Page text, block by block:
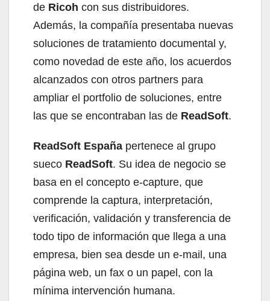
de Ricoh con sus distribuidores.
Además, la compañía presentaba nuevas
soluciones de tratamiento documental y,
como novedad de este año, los acuerdos
alcanzados con otros partners para
ampliar el portfolio de soluciones, entre
las que se encontraban las de ReadSoft.
ReadSoft España pertenece al grupo
sueco ReadSoft. Su idea de negocio se
basa en el concepto e-capture, que
comprende la captura, interpretación,
verificación, validación y transferencia de
todo tipo de información que llega a una
empresa, bien sea desde un e-mail, una
página web, un fax o un papel, con la
mínima intervención humana.